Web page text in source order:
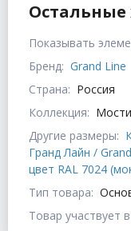
Остальные
Показывать
Бренд: Grand Line
Страна: Россия
Коллекция:
Другие размеры:
Гранд Лайн /
цвет RAL 7024
Тип товара:
Товар участвует